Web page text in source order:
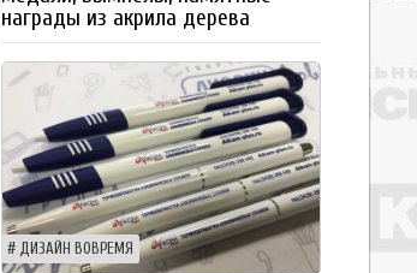
награды из акрила дерева
ДИЗАЙН ВОВРЕМЯ